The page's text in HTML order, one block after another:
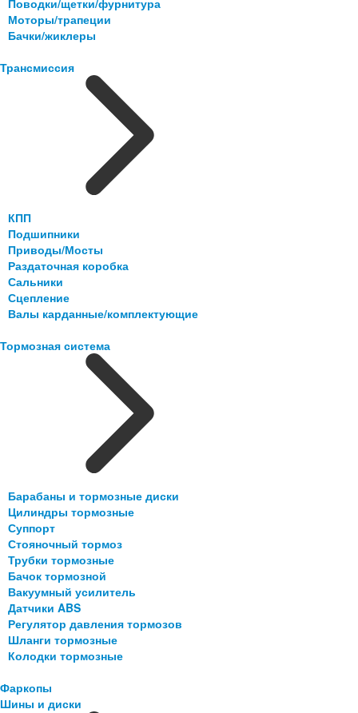
Поводки/щетки/фурнитура
Моторы/трапеции
Бачки/жиклеры
Трансмиссия
КПП
Подшипники
Приводы/Мосты
Раздаточная коробка
Сальники
Сцепление
Валы карданные/комплектующие
Тормозная система
Барабаны и тормозные диски
Цилиндры тормозные
Суппорт
Стояночный тормоз
Трубки тормозные
Бачок тормозной
Вакуумный усилитель
Датчики ABS
Регулятор давления тормозов
Шланги тормозные
Колодки тормозные
Фаркопы
Шины и диски